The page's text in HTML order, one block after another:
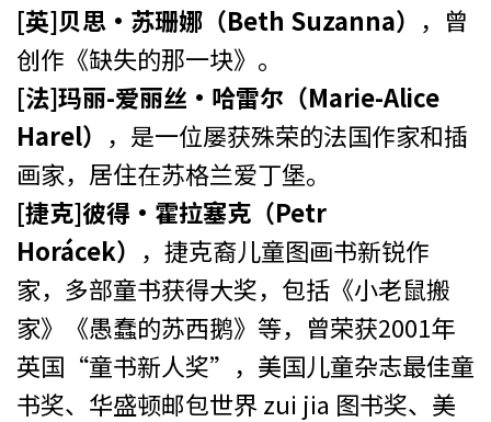
[英]贝思·苏珊娜（Beth Suzanna） ，曾
创作《缺失的那一块》。
[法]玛丽-爱丽丝·哈雷尔（Marie-Alice
Harel） ，是一位屡获殊荣的法国作家和插
画家，居住在苏格兰爱丁堡。
[捷克]彼得·霍拉塞克（Petr
Horácek） ，捷克裔儿童图画书新锐作
家，多部童书获得大奖，包括《小老鼠搬
家》《愚蠢的苏西鹅》等，曾荣获2001年
英国“童书新人奖”，美国儿童杂志最佳童
书奖、华盛顿邮包世界 zui jia 图书奖、美